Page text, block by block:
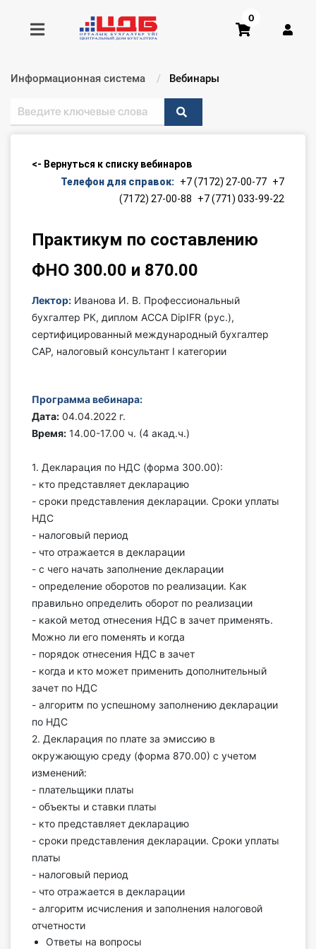
Получить консультацию
Главная ИС
Консультации
Правовая база
Библиотека бухгалтера
Инструменты
Справочник бухгалтера
Участник ВЭД
Практика ИП
Кадры. Труд. Зарплата.
Учет по отраслям
Юридический помощник
Интернет-магазин
О Системе
Обучение
Тарифы
Тестирование для
бухгалтера
0
Информационная система Текущий:
Вебинары
<- Вернуться к списку вебинаров
Телефон для справок: +7 (7172) 27-00-77 +7
(7172) 27-00-88
+7 (771) 033-99-22
Практикум по составлению
ФНО 300.00 и 870.00
Лектор: Иванова И. В. Профессиональный
бухгалтер РК, диплом ACCA DipIFR (рус.),
сертифицированный международный бухгалтер
CAP, налоговый консультант I категории
Программа вебинара:
Дата: 04.04.2022 г.
Время: 14.00-17.00 ч. (4 акад.ч.)
1. Декларация по НДС (форма 300.00):
- кто представляет декларацию
- сроки представления декларации. Сроки уплаты
НДС
- налоговый период
- что отражается в декларации
- с чего начать заполнение декларации
- определение оборотов по реализации. Как
правильно определить оборот по реализации
- какой метод отнесения НДС в зачет применять.
Можно ли его поменять и когда
- порядок отнесения НДС в зачет
- когда и кто может применить дополнительный
зачет по НДС
- алгоритм по успешному заполнению декларации
по НДС
2. Декларация по плате за эмиссию в
окружающую среду (форма 870.00) с учетом
изменений:
- плательщики платы
- объекты и ставки платы
- кто представляет декларацию
- сроки представления декларации. Сроки уплаты
платы
- налоговый период
- что отражается в декларации
- алгоритм исчисления и заполнения налоговой
отчетности
Ответы на вопросы